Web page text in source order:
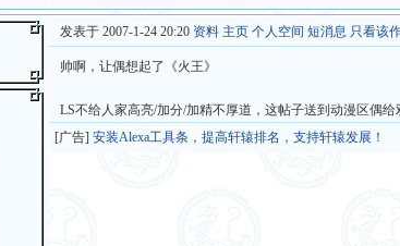
发表于 2007-1-24 20:20 资料 主页 个人空间 短消息 只看该
帅啊，让偶想起了《火王》
LS不给人家高亮/加分/加精不厚道，这帖子送到动漫区偶给
[广告] 安装Alexa工具条，提高轩辕排名，支持轩辕发展！